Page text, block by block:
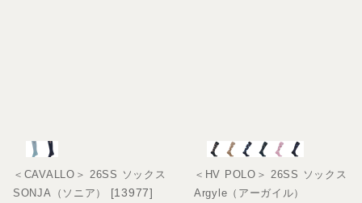
＜CAVALLO＞ 26SS ソックス
SONJA（ソニア）
[13977]
＜HV POLO＞ 26SS ソックス
Argyle（アーガイル）